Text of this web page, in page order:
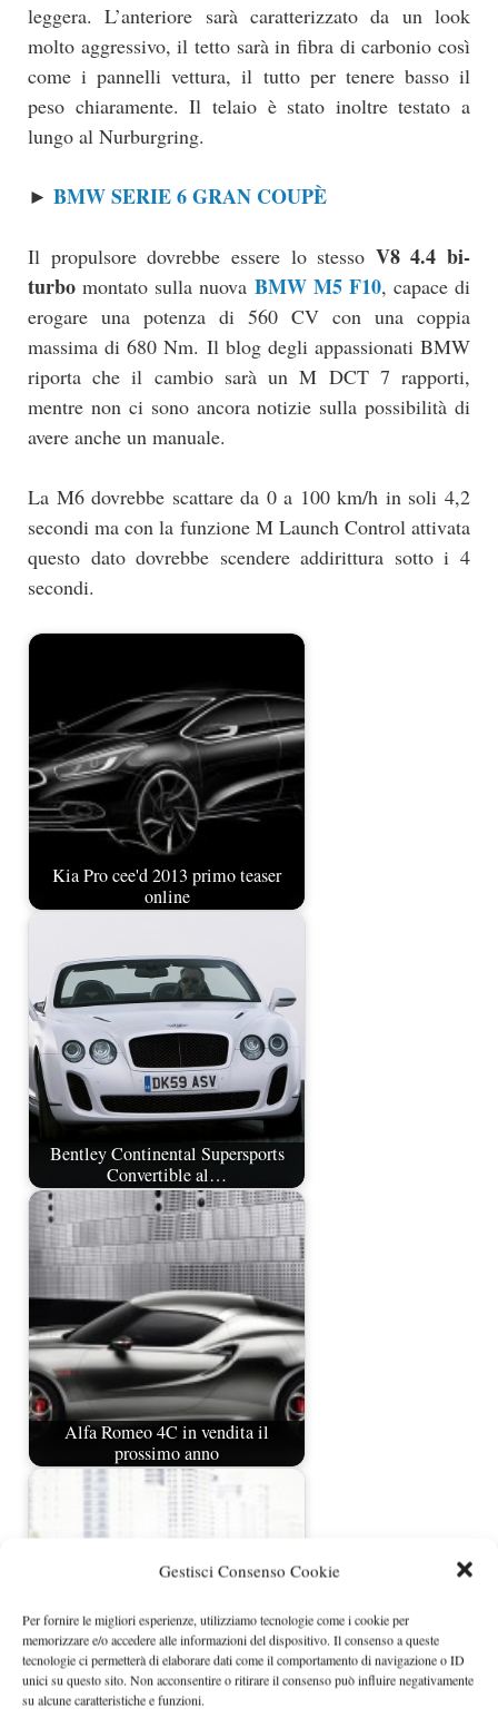
Gestisci Consenso Cookie
Per fornire le migliori esperienze, utilizziamo tecnologie come i cookie per
memorizzare e/o accedere alle informazioni del dispositivo. Il consenso a queste
tecnologie ci permetterà di elaborare dati come il comportamento di navigazione o ID
unici su questo sito. Non acconsentire o ritirare il consenso può influire negativamente
su alcune caratteristiche e funzioni.
leggera. L’anteriore sarà caratterizzato da un look
molto aggressivo, il tetto sarà in fibra di carbonio così
come i pannelli vettura, il tutto per tenere basso il
peso chiaramente. Il telaio è stato inoltre testato a
lungo al Nurburgring.
► BMW SERIE 6 GRAN COUPÈ
Il propulsore dovrebbe essere lo stesso V8 4.4 bi-
turbo montato sulla nuova BMW M5 F10, capace di
erogare una potenza di 560 CV con una coppia
massima di 680 Nm. Il blog degli appassionati BMW
riporta che il cambio sarà un M DCT 7 rapporti,
mentre non ci sono ancora notizie sulla possibilità di
avere anche un manuale.
La M6 dovrebbe scattare da 0 a 100 km/h in soli 4,2
secondi ma con la funzione M Launch Control attivata
questo dato dovrebbe scendere addirittura sotto i 4
secondi.
Kia Pro cee'd 2013 primo teaser
online
Bentley Continental Supersports
Convertible al…
Alfa Romeo 4C in vendita il
prossimo anno
La BMW i8 spyder concept sarà